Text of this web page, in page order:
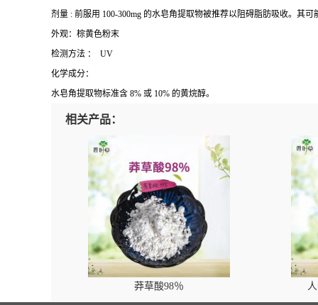
剂量 : 前服用 100-300mg 的水皂角提取物被推荐以阻碍脂肪吸收。其
外观：棕黄色粉末
检测方法 ：
UV
化学成分：
水皂角提取物标准含 8% 或 10% 的黄烷醇。
相关产品：
莽草酸98％